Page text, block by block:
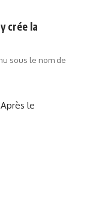
crée la
sous le nom de